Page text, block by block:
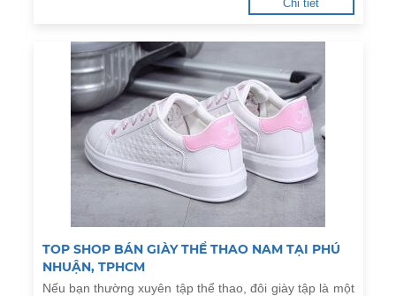
Chi tiết
TOP SHOP BÁN GIÀY THỂ THAO NAM TẠI PHÚ
NHUẬN, TPHCM
Nếu bạn thường xuyên tập thể thao, đôi giày tập là một